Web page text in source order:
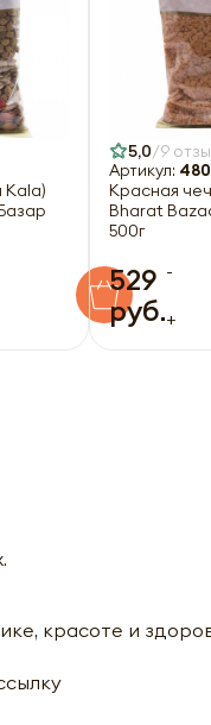
Kala)
5,0 9
Артикул:
Красная
Bharat
500г
529
руб.
-
+
красоте и